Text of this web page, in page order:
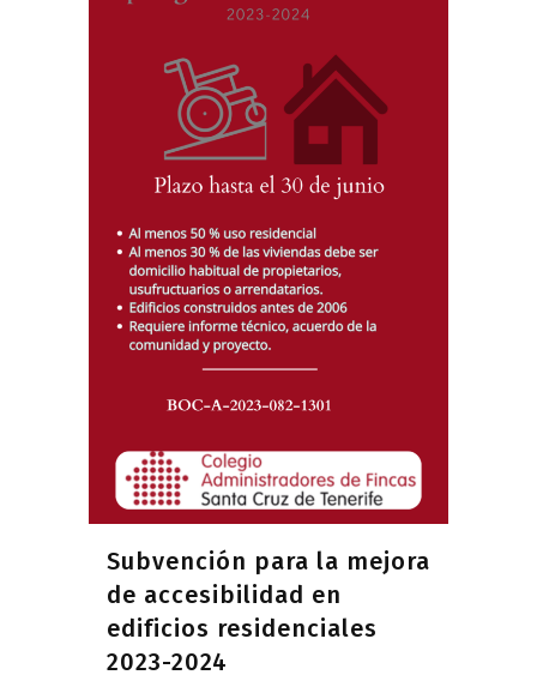
Subvención para la mejora
de accesibilidad en
edificios residenciales
2023-2024